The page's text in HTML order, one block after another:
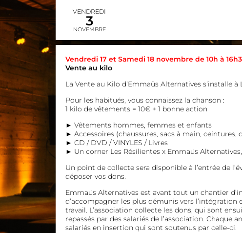
VENDREDI
3
NOVEMBRE
Vendredi 17 et Samedi 18 novembre de 10h à
Vente au kilo
La Vente au Kilo d’Emmaüs Alternativess’installe à
Pour les habitués, vous connaissez la chanson :
1 kilo de vêtements = 10€ + 1 bonne action
► Vêtements hommes, femmes et enfants
► Accessoires (chaussures, sacs à main, ceintures,
► CD / DVD / VINYLES / Livres
► Un corner Les Résilientes x Emmaüs
Un point de collecte sera disponible à l’entrée de
déposer vos dons.
Emmaüs Alternatives est avant tout un chantier
d’accompagner les plus démunis vers l’intégration
travail. L’association collecte les dons, qui sont
repassés par des salariés de l’association. Chaque
salariés en insertion qui sont soutenus par celle-ci.